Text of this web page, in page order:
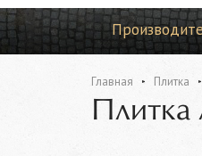
Главная Плитка
Плитка